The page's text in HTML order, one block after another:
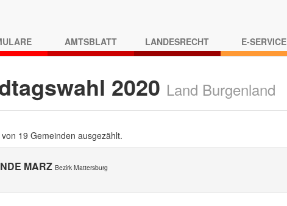
AMTSBLATT LANDESRECHT E-SERVICE
2020 Land Burgenland
19 Gemeinden ausgezählt.
MARZ Bezirk Mattersburg